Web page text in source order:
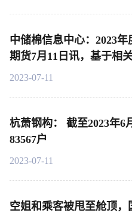
中储棉信息中心：2023
期货7月11日讯，基于相
环境及市场状况的分析，
2023-07-11
杭萧钢构： 截至2023年6
83567户
2023-07-11
空姐和乘客被甩至舱顶